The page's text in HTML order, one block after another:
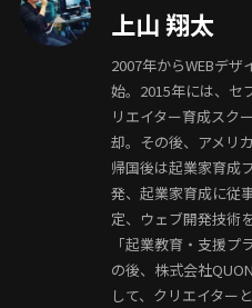
上山 翔太
2007年からWEBデ
始。2015年には、セ
リエイター育成スク
却。その後、アメリ
帰国後は起業家育成
発、起業家育成に従
定、ウェブ開発技術
「起業教育・支援
の後、株式会社
して、クリエイター